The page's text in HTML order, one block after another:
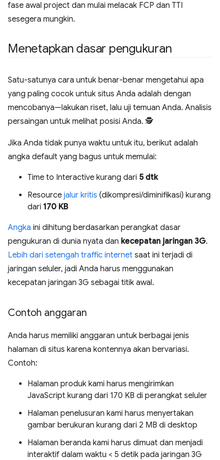
fase awal project dan mulai melacak FCP dan TTI
sesegera mungkin.
Menetapkan dasar pengukuran
Satu-satunya cara untuk benar-benar mengetahui apa
yang paling cocok untuk situs Anda adalah dengan
mencobanya—lakukan riset, lalu uji temuan Anda. Analisis
persaingan untuk melihat posisi Anda. 🕵️
Jika Anda tidak punya waktu untuk itu, berikut adalah
angka default yang bagus untuk memulai:
Time to Interactive kurang dari 5 dtk
Resource jalur kritis (dikompresi/diminifikasi) kurang
dari 170 KB
Angka ini dihitung berdasarkan perangkat dasar
pengukuran di dunia nyata dan kecepatan jaringan 3G.
Lebih dari setengah traffic internet saat ini terjadi di
jaringan seluler, jadi Anda harus menggunakan
kecepatan jaringan 3G sebagai titik awal.
Contoh anggaran
Anda harus memiliki anggaran untuk berbagai jenis
halaman di situs karena kontennya akan bervariasi.
Contoh:
Halaman produk kami harus mengirimkan
JavaScript kurang dari 170 KB di perangkat seluler
Halaman penelusuran kami harus menyertakan
gambar berukuran kurang dari 2 MB di desktop
Halaman beranda kami harus dimuat dan menjadi
interaktif dalam waktu < 5 detik pada jaringan 3G